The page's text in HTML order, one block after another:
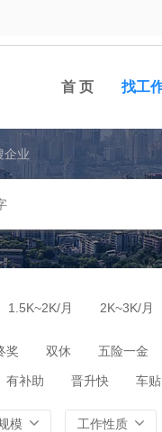
首 页 找工
企业
1.5K~2K/月 2K~3K/月
奖 双休 五险一金
有补助 晋升快 车贴
模 工作性质